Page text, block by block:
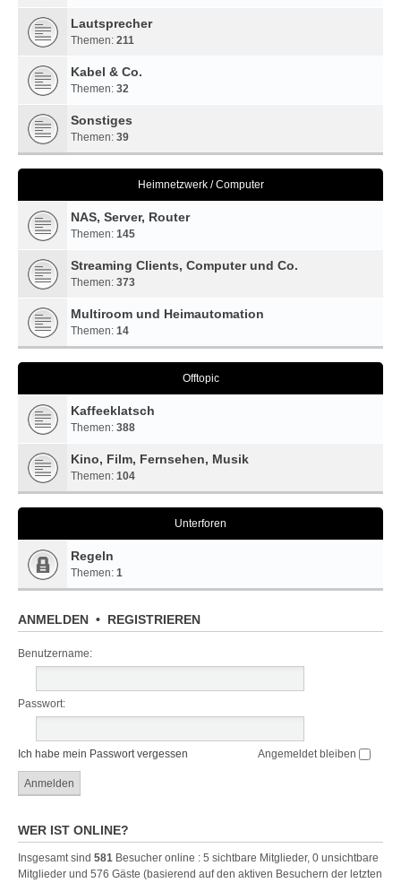
Lautsprecher
Themen: 211
Kabel & Co.
Themen: 32
Sonstiges
Themen: 39
Heimnetzwerk / Computer
NAS, Server, Router
Themen: 145
Streaming Clients, Computer und Co.
Themen: 373
Multiroom und Heimautomation
Themen: 14
Offtopic
Kaffeeklatsch
Themen: 388
Kino, Film, Fernsehen, Musik
Themen: 104
Unterforen
Regeln
Themen: 1
ANMELDEN • REGISTRIEREN
Benutzername:
Passwort:
Ich habe mein Passwort vergessen Angemeldet bleiben
WER IST ONLINE?
Insgesamt sind 581 Besucher online : 5 sichtbare Mitglieder, 0 unsichtbare
Mitglieder und 576 Gäste (basierend auf den aktiven Besuchern der letzten